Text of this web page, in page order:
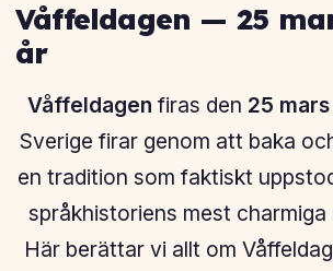
Våffeldagen — 25
år
Våffeldagen firas den 25 mars
Sverige firar genom att baka
en tradition som faktiskt
språkhistoriens mest
Här berättar vi allt om